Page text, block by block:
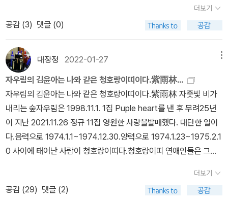
랗게204쪽 5줄 : 그리고 나서 -> 그러고 나서206쪽 10줄 : 붙힌 후
에 -> 붙인 후에222쪽 7줄, 224쪽 3줄 : 이빨 -> 이236쪽 밑에서 1
아닌, 일상 속에서 서서히 잊혀져 가는 자연스러운 풍화 작용으로 묘
사함.나. 시청각적 상징ㅇ (자연의 소리) 대숲 바람 소리, 물소리 등
사라지는 소리들을 채집하는 행위를 통해, 잡을 수 없는 사랑의 속성
을 시각적·청각적으로 형상화함.ㅇ (성장) 상우가 떠나는 은수를 붙잡
지 않고 보내주는 마지막 장면은, 소멸을 인정함으로써 비로소 어른
이 되는 과정을 함축함.5. 결론 및 종합의견가. 정서적 상관성 종합ㅇ
(고통의 응시) 기형도의 시(무릎을 끌어안은 여자), 김윤아의 노래(눈
을 감고 회상), 허진호의 영화(떠나는 뒷모습을 지켜봄)는 모두 상실
을 회피하지 않고 정면으로 응시함.ㅇ (소멸의 미학) 세 작품은 ‘봄
날’(가장 찬란한 순간)은 필연적으로 ‘간다’(소멸)는 사실을 통해, 역
설적으로 삶의 유한한 아름다움을 강조함.나. 종합 의견ㅇ (비극의 승
화) 기형도의 처절한 현실 인식이 바탕이 될 때, 김윤아와 허진호의
의 소멸은 단순한 상실이 아니라, 사라짐으로써 그 존재가 영원히 기
시네시는 연극이 되고, 그 연극은 지금 다시 우리의 삶을 돌아보게 한
다
무시한 바람개비를 태우고서 사납게 쏘아댄다. 시골 밤빛도 밤노래도
모두 짓밟는 풀죽임물은 누가 돈을 댈까? 농림부일까? 시골 군청이
나 도청일까? 풀죽임물을 뿌리고, 비닐을 뒤덮고, 죽음거름(화학비
료)을 퍼붓고, …… 이런 데에 해마다 돈을 얼마나 엄청나게 들이붓는
나라인가? 미쳐 돌아가는 나라를 느끼는 늦여름에 《기형도 산문집》
을 새로 읽는다. 한창 푸름배움터를 다니던 열다섯 살에 처음 읽었으
니, 서른 몇 해 만에 되읽는구나. 예전엔 몰랐는데, 글님은 나라 곳곳
을 떠돌며 그곳 이웃 글꾼한테서 술을 얻어마시고 잠을 얻어자면서
수다를 떨었구나. 그런데 기형도 이분처럼 ‘굳이 서울을 떠나 여러 고
장 여러 글꾼을 만나러 다닌’ 사람은 드물 테지. 시골에서 조용히 살면
‘멀리 못 본다’고들 말하지만, 서울에 얌전히 있을 적이야말로 ‘숲을
잊을’ 테니 외려 좁을밖에 없으리라.ㅅㄴㄹ※ 글쓴이숲노래(최종규) :
우리말꽃(국어사전)을 씁니다. “말꽃 짓는 책숲, 숲노래”라는 이름으
더보기
공감 (3) 댓글 (0)
대장정 2022-01-27
자우림의 김윤아는 나와 같은 청호랑이띠이다.紫雨林...
자우림의 김윤아는 나와 같은 청호랑이띠이다.紫雨林 자줏빛 비가
내리는 숲자우림은 1998.11.1. 1집 Puple heart를 낸 후 무려25년
이 지난 2021.11.26 정규 11집 영원한 사랑을발매했다. 대단한 일이
다.음력으로 1974.1.1~1974.12.30.양력으로 1974.1.23~1975.2.1
0 사이에 태어난 사람이 청호랑이띠다.청호랑이띠 연애인들은 그리
신정환(룰라, 컨츄리꼬꼬), 서장훈, 김제동, 신하균, 김동률, 김영철,
김대희, 엄태웅, 이재훈(쿨), 이상순(롤러코스터), 강성범, 주진모, 윤
더보기
공감 (29) 댓글 (2)